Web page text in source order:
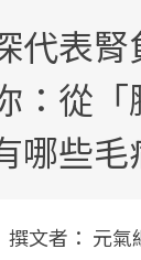
代表腎
：從「
哪些毛
撰文者： 元氣